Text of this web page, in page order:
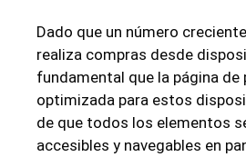
Dado que un número
realiza compras desde
fundamental que la página de
optimizada para estos
de que todos los elementos
accesibles y navegables en